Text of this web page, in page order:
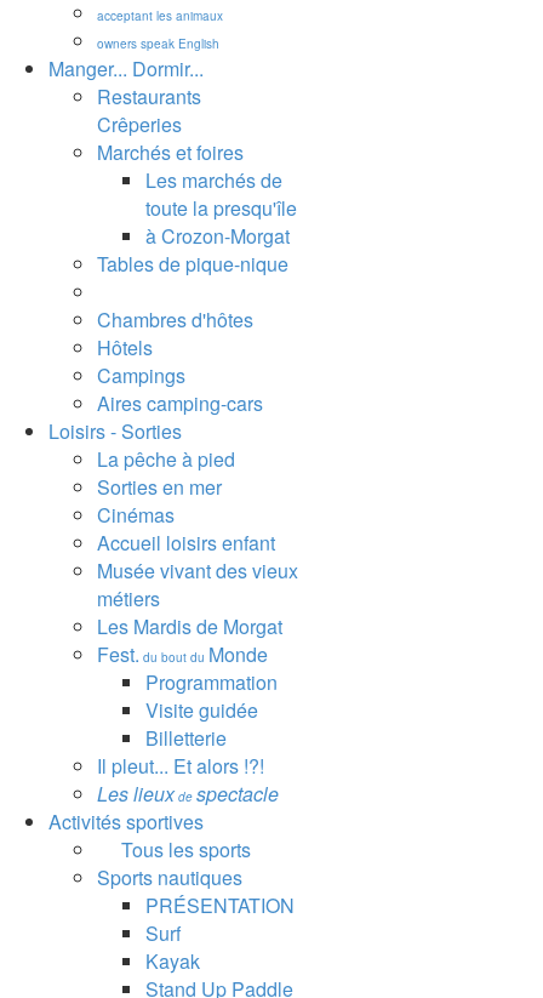
acceptant les animaux
owners speak English
Manger... Dormir...
Restaurants
Crêperies
Marchés et foires
Les marchés de
toute la presqu'île
à Crozon-Morgat
Tables de pique-nique
Chambres d'hôtes
Hôtels
Campings
Aires camping-cars
Loisirs - Sorties
La pêche à pied
Sorties en mer
Cinémas
Accueil loisirs enfant
Musée vivant des vieux
métiers
Les Mardis de Morgat
Fest. du bout du Monde
Programmation
Visite guidée
Billetterie
Il pleut... Et alors !?!
Les lieuxde spectacle
Activités sportives
Tous les sports
Sports nautiques
PRÉSENTATION
Surf
Kayak
Stand Up Paddle